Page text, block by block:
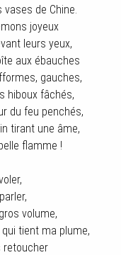
de Chine.
joyeux
leurs yeux,
aux ébauches
gauches,
hiboux fâchés,
du feu penchés,
tirant une âme,
flamme !
volume,
tient ma plume,
retoucher